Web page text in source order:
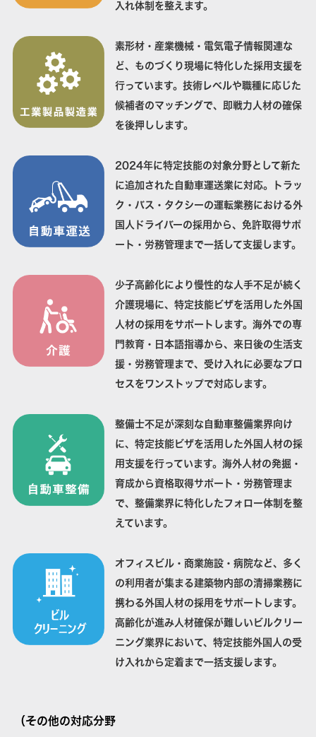
入れ体制を整えます。
素形材・産業機械・電気電子情報関連な
ど、ものづくり現場に特化した採用支援を
行っています。技術レベルや職種に応じた
候補者のマッチングで、即戦力人材の確保
を後押しします。
2024年に特定技能の対象分野として新た
に追加された自動車運送業に対応。トラッ
ク・バス・タクシーの運転業務における外
国人ドライバーの採用から、免許取得サポ
ート・労務管理まで一括して支援します。
少子高齢化により慢性的な人手不足が続く
介護現場に、特定技能ビザを活用した外国
人材の採用をサポートします。海外での専
門教育・日本語指導から、来日後の生活支
援・労務管理まで、受け入れに必要なプロ
セスをワンストップで対応します。
整備士不足が深刻な自動車整備業界向け
に、特定技能ビザを活用した外国人材の採
用支援を行っています。海外人材の発掘・
育成から資格取得サポート・労務管理ま
で、整備業界に特化したフォロー体制を整
えています。
オフィスビル・商業施設・病院など、多く
の利用者が集まる建築物内部の清掃業務に
携わる外国人材の採用をサポートします。
高齢化が進み人材確保が難しいビルクリー
ニング業界において、特定技能外国人の受
け入れから定着まで一括支援します。
（その他の対応分野